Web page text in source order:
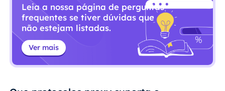
Leia a nossa página de perguntas
frequentes se tiver dúvidas que
não estejam listadas.
Ver mais